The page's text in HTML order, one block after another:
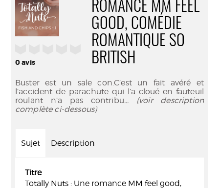
0avis
ROMANCE MM FEEL
GOOD, COMÉDIE
ROMANTIQUE SO
BRITISH
Buster est un sale con.C’est un fait avéré et
l’accident de parachute qui l’a cloué en fauteuil
roulant n’a pas contribu... (voir description
complète ci-dessous)
Sujet Description
Titre
Totally Nuts : Une romance MM feel good,